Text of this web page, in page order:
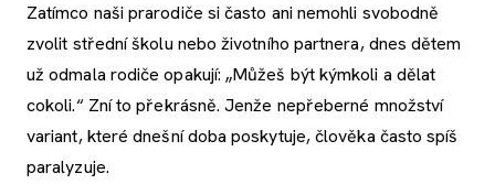
Zatímco naši prarodiče si často ani nemohli svobodně
zvolit střední školu nebo životního partnera, dnes dětem
už odmala rodiče opakují: „Můžeš být kýmkoli a dělat
cokoli.“ Zní to překrásně. Jenže nepřeberné množství
variant, které dnešní doba poskytuje, člověka často spíš
paralyzuje.